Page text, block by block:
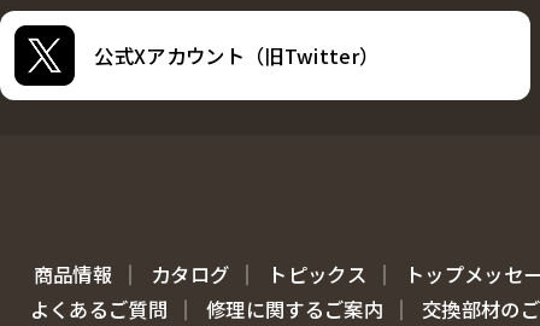
公式Xアカウント（旧Twitter）
商品情報 カタログ トピックス
トップメッセ
よくあるご質問
修理に関するご案内 交換部材の